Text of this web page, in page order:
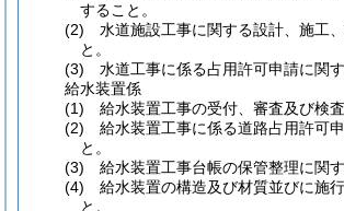
すること。
(2) 水道施設工事に関する設計、施工
と。
(3) 水道工事に係る占用許可申請に関す
給水装置係
(1) 給水装置工事の受付、審査及び検査
(2) 給水装置工事に係る道路占用許可
と。
(3) 給水装置工事台帳の保管整理に関す
(4) 給水装置の構造及び材質並びに施
と。